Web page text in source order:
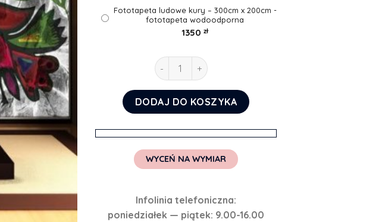
Fototapeta ludowe kury – 300cm x 200cm -
fototapeta wodoodporna
1350 zł
ilość Fototapeta ludowe kury
DODAJ DO KOSZYKA
WYCEŃ NA WYMIAR
Infolinia telefoniczna:
poniedziałek — piątek: 9.00-16.00